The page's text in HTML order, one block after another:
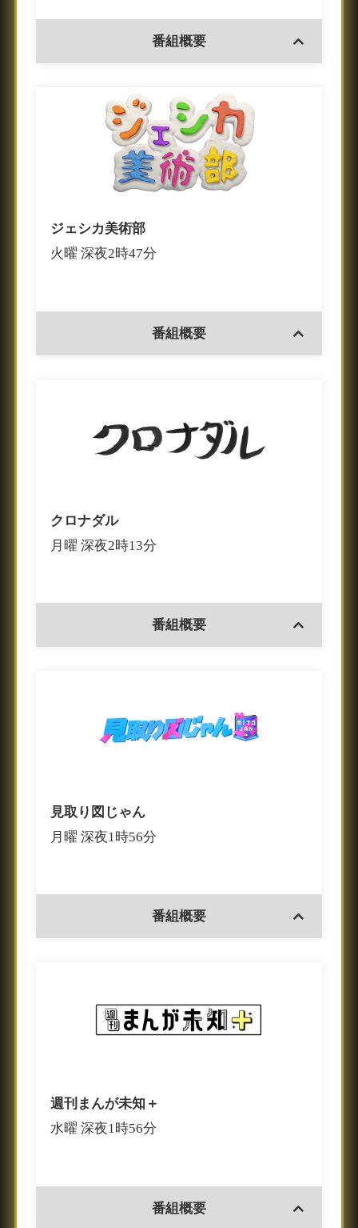
番組概要
ジェシカ美術部
火曜 深夜2時47分
番組概要
クロナダル
月曜 深夜2時13分
番組概要
見取り図じゃん
月曜 深夜1時56分
番組概要
週刊まんが未知＋
水曜 深夜1時56分
番組概要